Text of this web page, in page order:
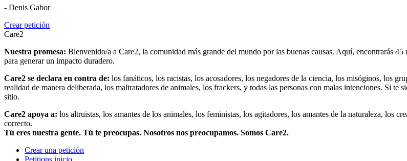
- Denis Gabor
Crear petición
Care2
Nuestra promesa: Bienvenido/a a Care2, la comunidad más grande del mundo por las buenas causas. Aquí, encontrarás
para generar un impacto duradero.
Care2 se declara en contra de: los fanáticos, los racistas, los acosadores, los negadores de la ciencia, los misóginos, los
realidad de manera deliberada, los maltratadores de animales, los frackers, y todas las personas con malas intenciones. Si
sitio.
Care2 apoya a: los altruistas, los amantes de los animales, los feministas, los agitadores, los amantes de la naturaleza, los
correcto.
Tú eres nuestra gente. Tú te preocupas. Nosotros nos preocupamos. Somos Care2.
Crear una petición